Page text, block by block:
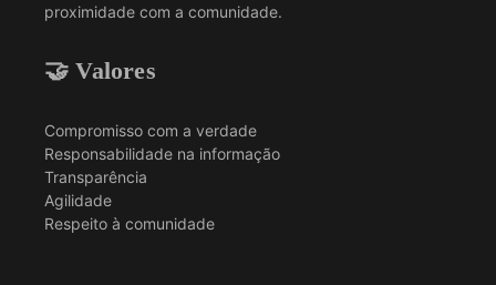
proximidade com a comunidade.
🤝 Valores
Compromisso com a verdade
Responsabilidade na informação
Transparência
Agilidade
Respeito à comunidade